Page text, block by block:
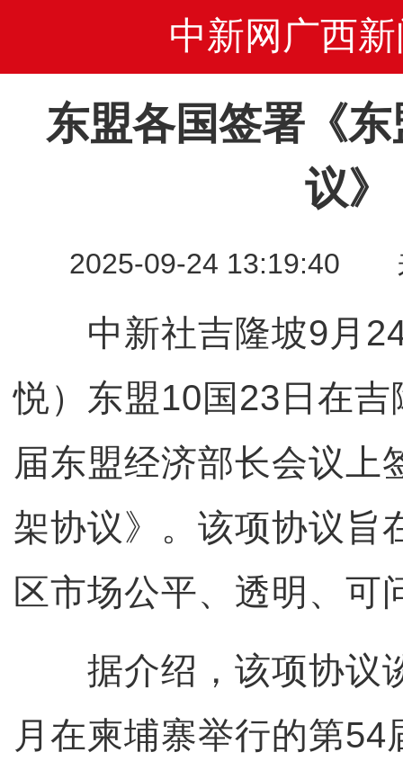
中新网广西新
东盟各国签署《
议》
2025-09-24 13:19:40
中新社吉隆坡9月24
悦）东盟10国23日在
届东盟经济部长会议上
架协议》。该项协议旨
区市场公平、透明、可
据介绍，该项协议
月在柬埔寨举行的第